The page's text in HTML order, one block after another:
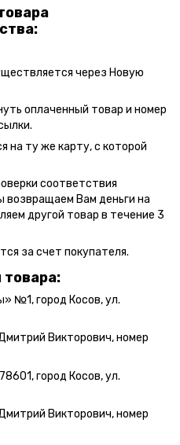
через Новую
оплаченный товар и номер
на ту же карту, с которой
соответствия
возвращаем Вам деньги на
другой товар в течение 3
за счет покупателя.
№1, город Косов,ул.
Викторович, номер
город Косов, ул.
Викторович, номер